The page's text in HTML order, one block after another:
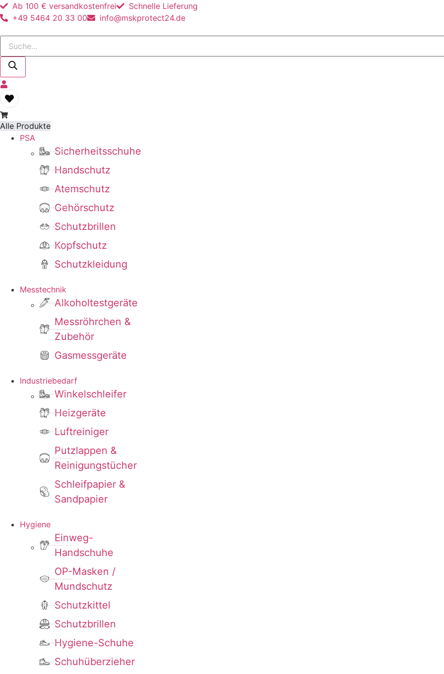
Ab 100 € versandkostenfrei
Schnelle Lieferung
+49 5464 20 33 00
info@mskprotect24.de
Products
search
Alle Produkte
PSA
Sicherheitsschuhe
Handschutz
Atemschutz
Gehörschutz
Schutzbrillen
Kopfschutz
Schutzkleidung
Messtechnik
Alkoholtestgeräte
Messröhrchen &
Zubehör
Gasmessgeräte
Industriebedarf
Winkelschleifer
Heizgeräte
Luftreiniger
Putzlappen &
Reinigungstücher
Schleifpapier &
Sandpapier
Hygiene
Einweg-
Handschuhe
OP-Masken /
Mundschutz
Schutzkittel
Schutzbrillen
Hygiene-Schuhe
Schuhüberzieher